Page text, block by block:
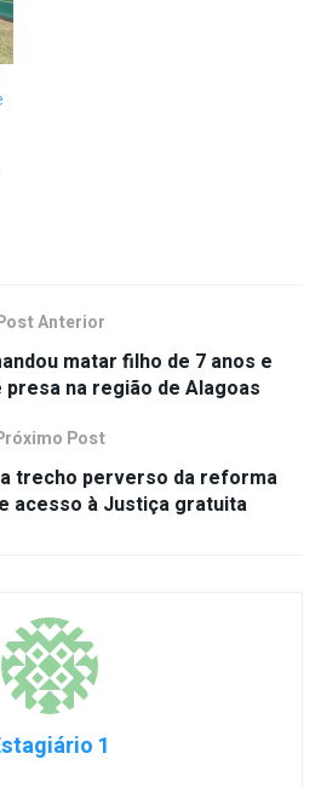
Anterior
matar filho de 7 anos e
na região de Alagoas
Post
trecho perverso da reforma
acesso à Justiça gratuita
1